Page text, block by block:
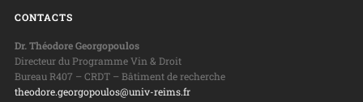
CONTACTS
Dr. Théodore Georgopoulos
Directeur du Programme Vin & Droit
Bureau R407 – CRDT – Bâtiment de recherche
theodore.georgopoulos@univ-reims.fr